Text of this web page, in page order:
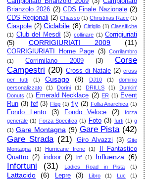
Brianzolo 2026 (2) CDS Finale Nazionale (2)
CDS Regionali (2) Chiasso (1) Christmas Race (1)
Ciaspole (2) Ciclabile (8) Cittiglio (1) Classifiche
(1) Club del Mesdì (3) collinare (1) Corrigiuriati
(5)
CORRIGIURIATI 2009 (11)
CORRIGIURIATI Home Page (3)
Corrilambro
(1)
Corrimilano 2009 (3)
Corse
Campestri (20) Cross di Natale (2) cross
per tutti
(1) Cusago (8) DJ10 (1)
dominio
personalizzato
(1) Dorini (1) DRILLS (1)
Dunkin'
Donuts (1) Emerald Necklace (2) ER (1) Event
Run (3) fef (3) Flop (1) fly (2) Follia Anarchica (1)
Fondo Lento (3) Fondo Veloce (2)
forza
generale (1) Forza Specifica (1) Foto (3) furti (1) g
(1) Gare Montagna (9) Gare Pista (42)
Gare Strada (21) Giro Alvazzi (3)
Gite
Montagna
(1) Hurricane Irene (1)
Il Fantastico
Quattro (2) indoor (2) inf (1) Influenza (6)
Infortuni (31) Ladies Road in Pista (1)
Lattacido (6) Lepre (3) Libro (1) Luc (1)